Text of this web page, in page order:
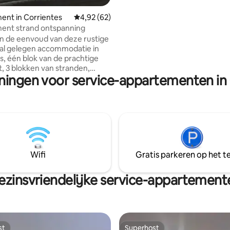
in Corrientes Gemiddelde beoordeling van 4,92 uit 5, 62
4,92 (62)
strand ontspanning
de eenvoud van deze rustige
gelegen accommodatie in
één blok van de prachtige
3 blokken van stranden,
uitstekende plekken
uitzicht op de Parana-rivier,
van het winkelcentrum
Het kan worden gebruikt om te
te genieten als toerist, als
familie te bezoeken of
voor service-appartementen
Wifi Gratis parkeren op het
service-
Superhost